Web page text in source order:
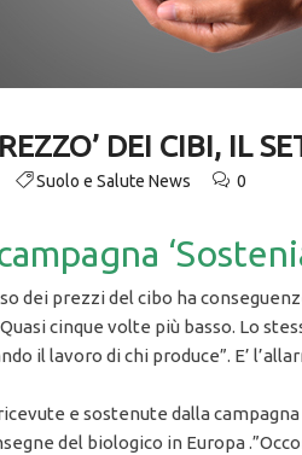
DEI CIBI, IL
Suolo e Salute News 0
dei prezzi del cibo ha
Quasi cinque volte più basso. Lo
il lavoro di chi produce”. E’
e sostenute dalla
del biologico in Europa